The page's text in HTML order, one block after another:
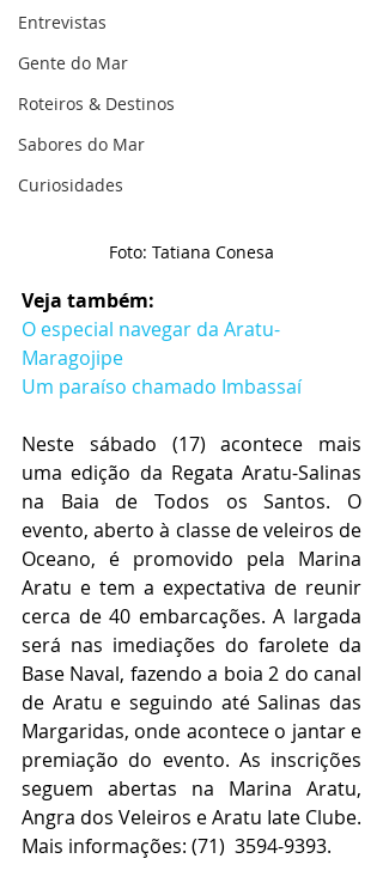
Entrevistas
Gente do Mar
Roteiros & Destinos
Sabores do Mar
Curiosidades
Foto: Tatiana Conesa
Veja também:
O especial navegar da Aratu-
Maragojipe
Um paraíso chamado Imbassaí
Neste sábado (17) acontece mais
uma edição da Regata Aratu-Salinas
na Baia de Todos os Santos. O
evento, aberto à classe de veleiros de
Oceano, é promovido pela Marina
Aratu e tem a expectativa de reunir
cerca de 40 embarcações. A largada
será nas imediações do farolete da
Base Naval, fazendo a boia 2 do canal
de Aratu e seguindo até Salinas das
Margaridas, onde acontece o jantar e
premiação do evento. As inscrições
seguem abertas na Marina Aratu,
Angra dos Veleiros e Aratu Iate Clube.
Mais informações: (71)  3594-9393.